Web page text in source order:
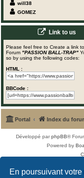
En poursuivant
will38
GOMEZ
Link to us
Please feel free to Create a link
Forum "PASSION BALL-TRAP"
so by using the following codes:
HTML :
BBCode :
Portal Index du
Développé parphpBB®
Powered by